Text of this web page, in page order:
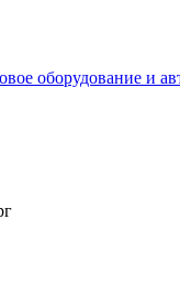
оборудование и